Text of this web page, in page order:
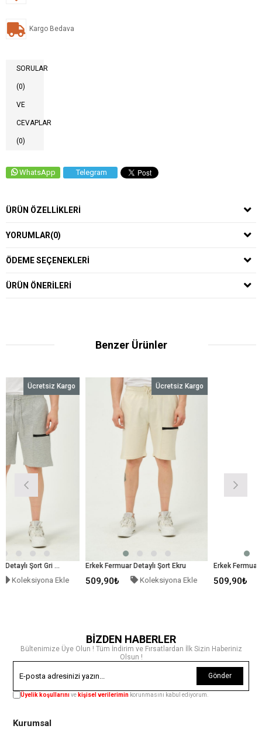
Kargo Bedava
SORULAR
(0)
VE
CEVAPLAR
(0)
WhatsApp Telegram
ÜRÜN ÖZELLIKLERI
YORUMLAR(0)
ÖDEME SEÇENEKLERI
ÜRÜN ÖNERILERI
Benzer Ürünler
Erkek Fermuar Detaylı Şort Gri Melanj
Ekle
Kargo
Erkek Fermuar Detaylı Şort Ekru
509,90₺ Koleksiyona Ekle
Ücretsiz Kargo
509,90₺
BİZDEN HABERLER
Bültenimize Üye Olun ! Tüm İndirim ve Fırsatlardan İlk Sizin Haberiniz
Olsun !
Gönder
Üyelik koşullarınıve kişisel verilerimin korunmasını kabul ediyorum.
Kurumsal